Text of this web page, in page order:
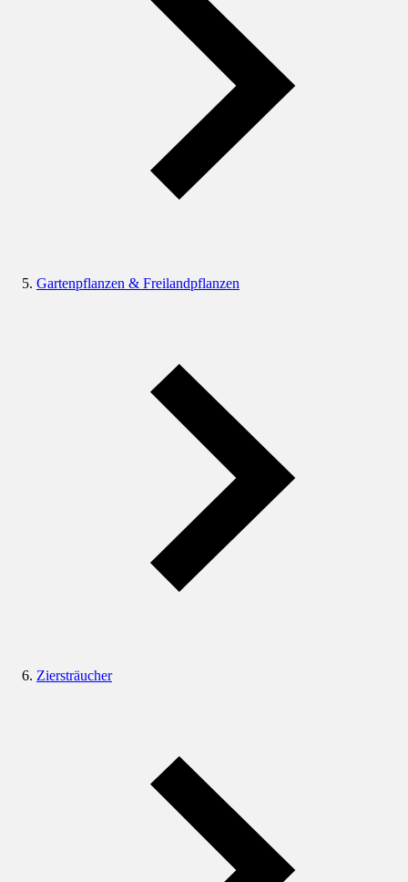
Gartenpflanzen & Freilandpflanzen
Ziersträucher